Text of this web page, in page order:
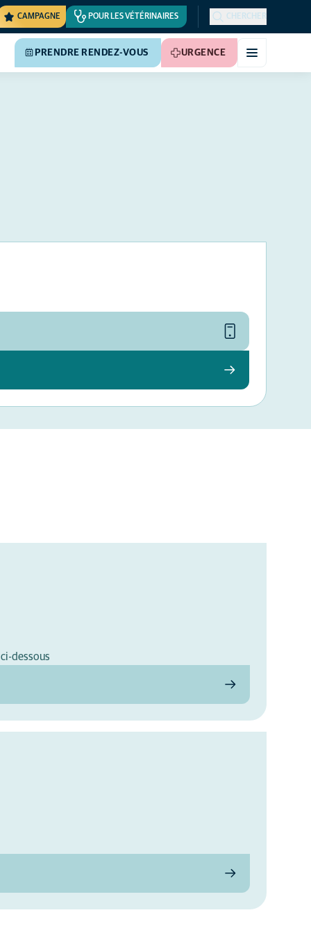
CAMPAGNE POUR LES VÉTÉRINAIRES CHERCHER
PRENDRE RENDEZ-VOUS URGENCE
dessous